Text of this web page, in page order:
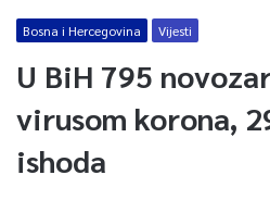
Bosna i Hercegovina Vijesti
U BiH 795
virusom korona,
ishoda